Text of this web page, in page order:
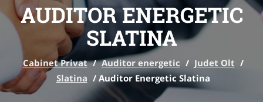
AUDITOR ENERGETIC
SLATINA
Cabinet Privat / Auditor energetic / Judet Olt /
Slatina / Auditor Energetic Slatina